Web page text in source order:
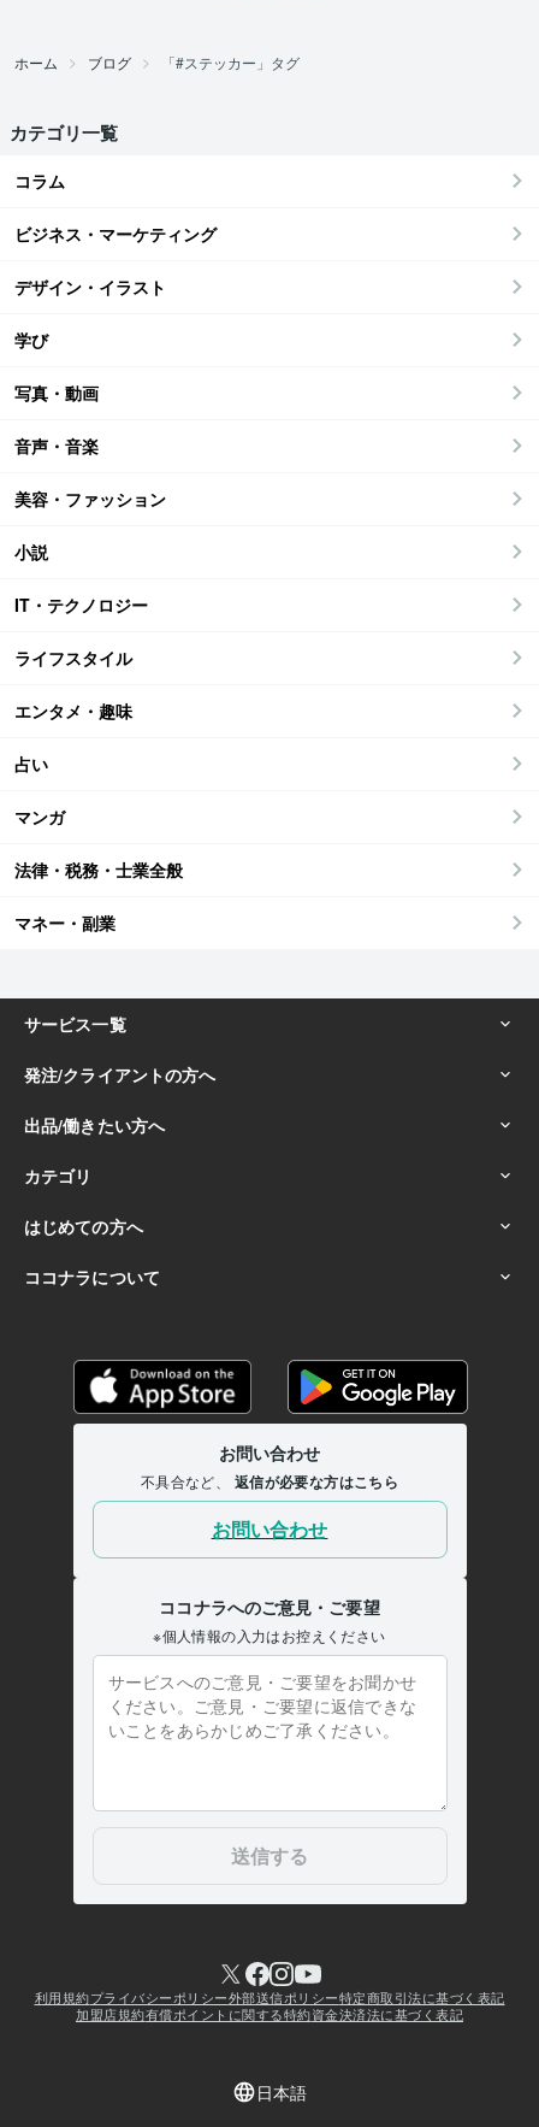
ホーム ブログ 「#ステッカー」タグ
カテゴリ一覧
コラム
ビジネス・マーケティング
デザイン・イラスト
学び
写真・動画
音声・音楽
美容・ファッション
小説
IT・テクノロジー
ライフスタイル
エンタメ・趣味
占い
マンガ
法律・税務・士業全般
マネー・副業